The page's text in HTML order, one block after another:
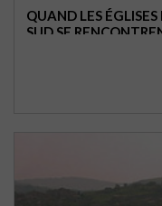
QUAND LES
SUD SE